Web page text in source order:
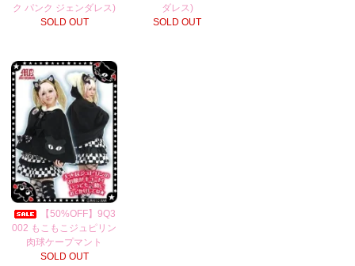
ク パンク ジェンダレス)
SOLD OUT
ダレス)
SOLD OUT
【50%OFF】9Q3
002 もこもこジュピリン
肉球ケープマント
SOLD OUT